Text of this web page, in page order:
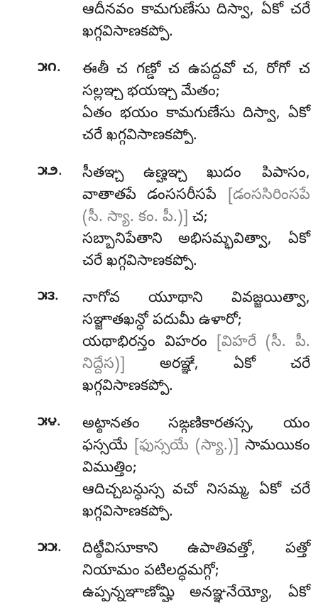
ఆదీనవం కామగుణేసు దిస్వా, ఏకో చరే
ఖగ్గవిసాణకప్పో.
౫౧. ఈతీచ గణ్డో చ ఉపద్దవో చ, రోగో చ
సల్లఞ్చ భయఞ్చ మేతం;
ఏతం భయం కామగుణేసు దిస్వా, ఏకో
చరే ఖగ్గవిసాణకప్పో.
౫౨. సీతఞ్చఉణ్హఞ్చ ఖుదం పిపాసం,
వాతాతపే డంససరీసపే
[డంససిరింసపే
(సీ. స్యా. కం. పీ.)] చ;
సబ్బానిపేతాని అభిసమ్భవిత్వా, ఏకో
చరే ఖగ్గవిసాణకప్పో.
౫౩.
నాగోవ యూథాని వివజ్జయిత్వా,
సఞ్జాతఖన్ధో పదుమీ ఉళారో;
యథాభిరన్తం విహరం
[విహరే (సీ. పీ.
నిద్దేస)]
అరఞ్ఞే, ఏకో చరే
ఖగ్గవిసాణకప్పో.
౫౪. అట్ఠానతంసఙ్గణికారతస్స, యం
ఫస్సయే [ఫుస్సయే (స్యా.)] సామయికం
విముత్తిం;
ఆదిచ్చబన్ధుస్స వచో నిసమ్మ, ఏకో చరే
ఖగ్గవిసాణకప్పో.
౫౫.
దిట్ఠీవిసూకాని ఉపాతివత్తో, పత్తో
నియామం పటిలద్ధమగ్గో;
ఉప్పన్నఞాణోమ్హి అనఞ్ఞనేయ్యో, ఏకో